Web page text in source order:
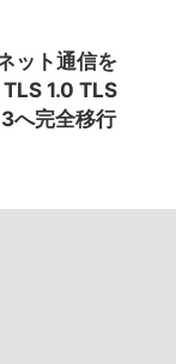
ット通信を
1.0 TLS
へ完全移行